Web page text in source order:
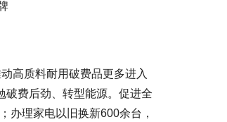
高质料耐用破费品更多进入
破费后劲、转型能源。促进全
办理家电以旧换新600余台，